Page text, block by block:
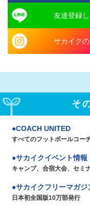
友達登録
サカイク
そ
COACH UNITED
すべてのフットボールコー
サカイクイベント情報
キャンプ、合宿大会、セミ
サカイクフリーマガジ
日本初全国版10万部発行